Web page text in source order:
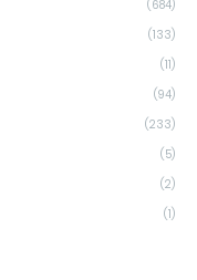
(684)
(133)
(11)
(94)
(233)
(5)
(2)
(1)